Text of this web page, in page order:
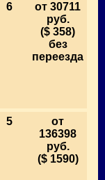
6
от 30711
руб.
($ 358)
без
переезда
5
от
136398
руб.
($ 1590)